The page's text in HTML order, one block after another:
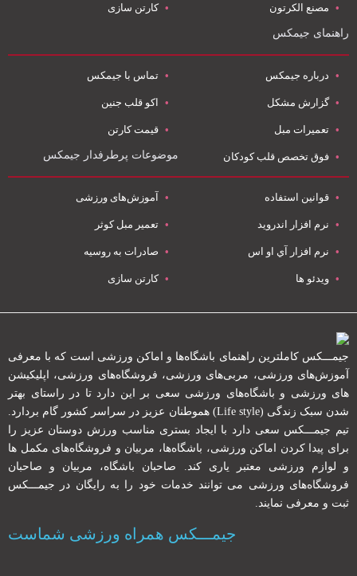
مصنع الکرتون کارتن سازی
راهنمای جیمکس
درباره جیمکس تماس با جیمکس
گزارش مشکل اکو قلب جنین
تعمیرات مبل قیمت کارتن
فوق تخصص قلب کودکان موضوعات پرطرفدار جیمکس
قوانین استفاده آموزش‌های ورزشی
نرم افزار اندروید تعمیر مبل کوثر
نرم افزار آي او اس صادرات به روسیه
ویدئو ها کارتن سازی
جیمـــکس کاملترین راهنمای باشگاه‌ها و اماکن ورزشی است که با معرفی
آموزش‌های ورزشی، مربی‌های ورزشی، فروشگاه‌های ورزشی، اپلیکیشن
های ورزشی و باشگاه‌های ورزشی سعی بر این دارد تا در راستای بهتر
شدن سبک زندگی (Life style) هموطنان عزیز در سراسر کشور گام بردارد.
تیم جیمـــکس سعی دارد با ایجاد بستری مناسب ورزش دوستان عزیز را
برای پیدا کردن اماکن ورزشی، باشگاه‌ها، مربیان و فروشگاه‌های مکمل ها
و لوازم ورزشی معتبر یاری کند. صاحبان باشگاه‌، مربیان و صاحبان
فروشگاه‌های ورزشی می توانند خدمات خود را به رایگان در جیمـــکس
ثبت و معرفی نمایند.
جیمـــکس همراه ورزشی شماست